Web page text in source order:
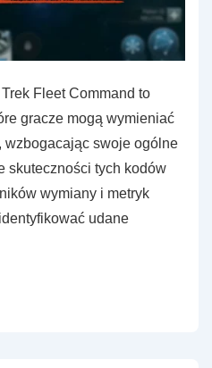
Fleet Command to
gracze mogą wymieniać
wzbogacając swoje ogólne
skuteczności tych kodów
wymiany i metryk
udane